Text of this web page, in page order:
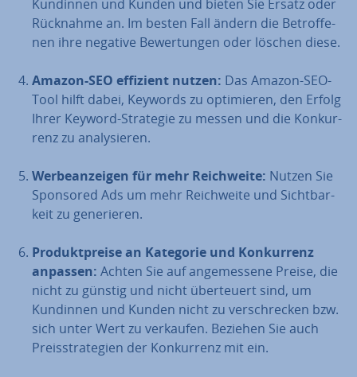
Kundinnen und Kunden und bieten Sie Ersatz oder
Rücknahme an. Im besten Fall ändern die Be­trof­fe­
nen ihre negative Be­wer­tun­gen oder löschen diese.
Amazon-SEO effizient nutzen: Das Amazon-SEO-
Tool hilft dabei, Keywords zu op­ti­mie­ren, den Erfolg
Ihrer Keyword-Strategie zu messen und die Kon­kur­
renz zu ana­ly­sie­ren.
Wer­be­an­zei­gen für mehr Reich­wei­te: Nutzen Sie
Sponsored Ads um mehr Reich­wei­te und Sicht­bar­
keit zu ge­ne­rie­ren.
Pro­dukt­prei­se an Kategorie und Kon­kur­renz
anpassen: Achten Sie auf an­ge­mes­se­ne Preise, die
nicht zu günstig und nicht über­teu­ert sind, um
Kundinnen und Kunden nicht zu ver­schre­cken bzw.
sich unter Wert zu verkaufen. Beziehen Sie auch
Preis­stra­te­gien der Kon­kur­renz mit ein.